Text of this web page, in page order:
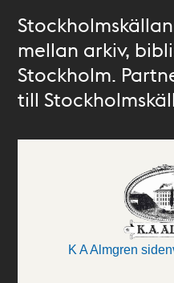
mellan arkiv,
Stockholm.
till
K A Almgren